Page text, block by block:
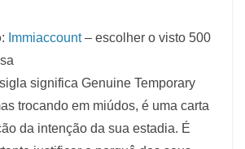
: Immiaccount– escolher o visto 500
significa Genuine Temporary
trocando em miúdos, é uma carta
da intenção da sua estadia. É